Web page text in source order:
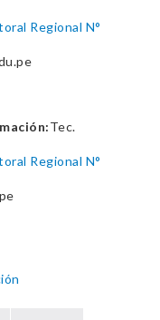
Regional N°
Tec.
Regional N°